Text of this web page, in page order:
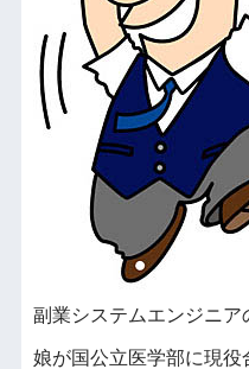
副業システムエンジニア
娘が国公立医学部に現役